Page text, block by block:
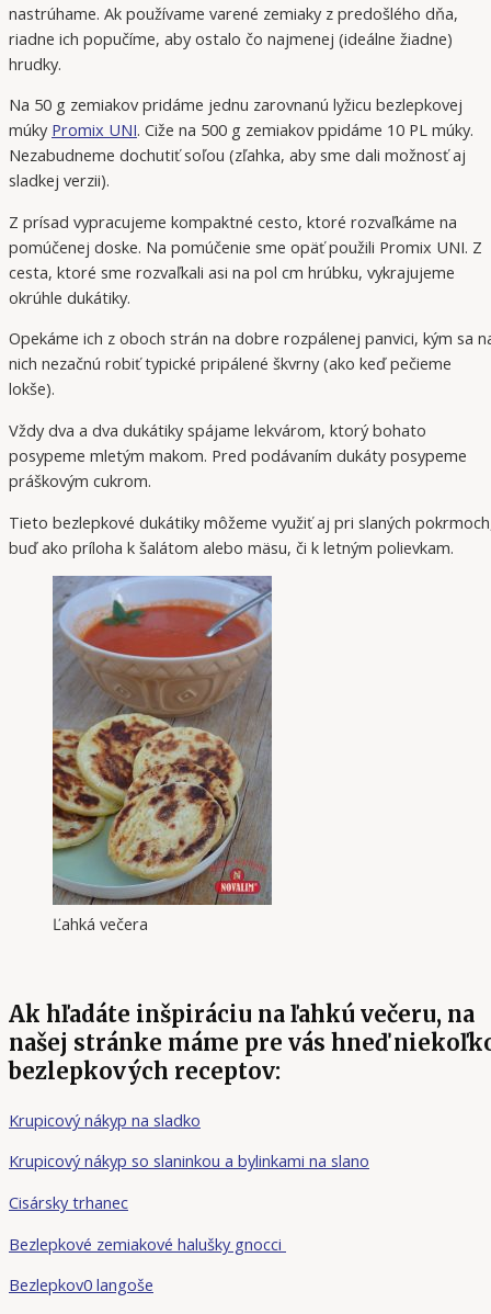
nastrúhame. Ak používame varené zemiaky z predošlého dňa,
riadne ich popučíme, aby ostalo čo najmenej (ideálne žiadne)
hrudky.
Na 50 g zemiakov pridáme jednu zarovnanú lyžicu bezlepkovej
múky Promix UNI. Ciže na 500 g zemiakov ppidáme 10 PL múky.
Nezabudneme dochutiť soľou (zľahka, aby sme dali možnosť aj
sladkej verzii).
Z prísad vypracujeme kompaktné cesto, ktoré rozvaľkáme na
pomúčenej doske. Na pomúčenie sme opäť použili Promix UNI. Z
cesta, ktoré sme rozvaľkali asi na pol cm hrúbku, vykrajujeme
okrúhle dukátiky.
Opekáme ich z oboch strán na dobre rozpálenej panvici, kým sa
nich nezačnú robiť typické pripálené škvrny (ako keď pečieme
lokše).
Vždy dva a dva dukátiky spájame lekvárom, ktorý bohato
posypeme mletým makom. Pred podávaním dukáty posypeme
práškovým cukrom.
Tieto bezlepkové dukátiky môžeme využiť aj pri slaných
buď ako príloha k šalátom alebo mäsu, či k letným polievkam.
Ľahká večera
Ak hľadáte inšpiráciu na ľahkú večeru, na
našej stránke máme pre vás hneď
bezlepkových receptov:
Krupicový nákyp na sladko
Krupicový nákyp so slaninkou a bylinkami na slano
Cisársky trhanec
Bezlepkové zemiakové halušky gnocci
Bezlepkov0 langoše